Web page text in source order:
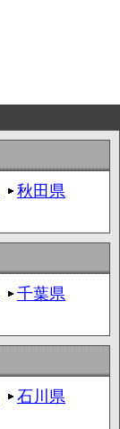
秋田県
千葉県
石川県